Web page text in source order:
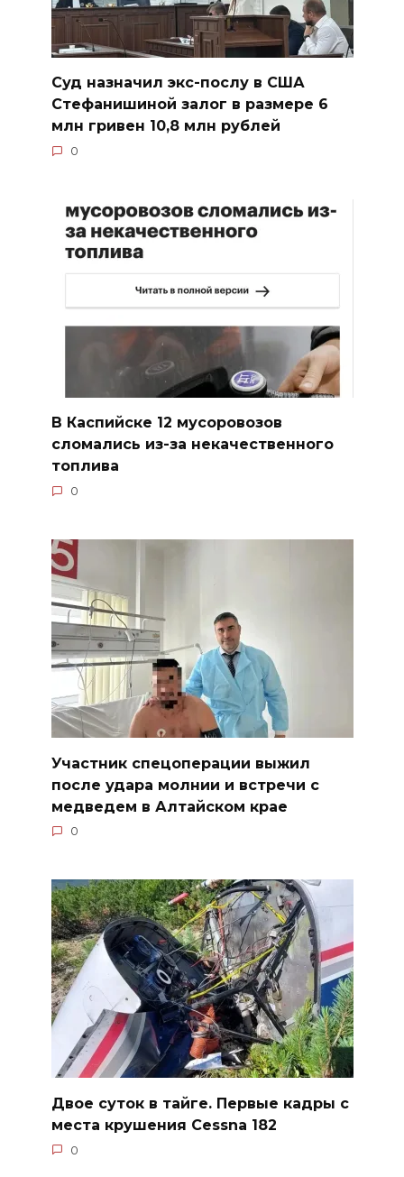
Суд назначил экс-послу в США
Стефанишиной залог в размере 6
млн гривен 10,8 млн рублей
0
В Каспийске 12 мусоровозов
сломались из-за некачественного
топлива
0
Участник спецоперации выжил
после удара молнии и встречи с
медведем в Алтайском крае
0
Двое суток в тайге. Первые кадры с
места крушения Cessna 182
0